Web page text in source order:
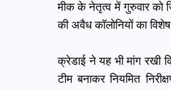
मीक के नेतृत्व में गुरुवार को
की अवैध कॉलोनियों का
क्रेडाई ने यह भी मांग रखी
टीम बनाकर नियमित